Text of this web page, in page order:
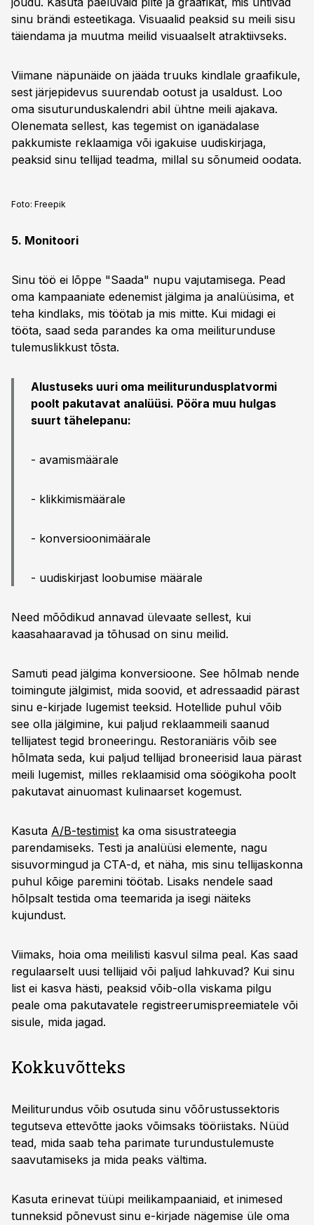
sinu brändi esteetikaga. Visuaalid peaksid su meili sisu
täiendama ja muutma meilid visuaalselt atraktiivseks.
Viimane näpunäide on jääda truuks kindlale graafikule,
sest järjepidevus suurendab ootust ja usaldust. Loo
oma sisuturunduskalendri abil ühtne meili ajakava.
Olenemata sellest, kas tegemist on iganädalase
pakkumiste reklaamiga või igakuise uudiskirjaga,
peaksid sinu tellijad teadma, millal su sõnumeid oodata.
Foto: Freepik
5. Monitoori
Sinu töö ei lõppe "Saada" nupu vajutamisega. Pead
oma kampaaniate edenemist jälgima ja analüüsima, et
teha kindlaks, mis töötab ja mis mitte. Kui midagi ei
tööta, saad seda parandes ka oma meiliturunduse
tulemuslikkust tõsta.
Alustuseks uuri oma meiliturundusplatvormi
poolt pakutavat analüüsi. Pööra muu hulgas
suurt tähelepanu:
- avamismäärale
- klikkimismäärale
- konversioonimäärale
- uudiskirjast loobumise määrale
Need mõõdikud annavad ülevaate sellest, kui
kaasahaaravad ja tõhusad on sinu meilid.
Samuti pead jälgima konversioone. See hõlmab nende
toimingute jälgimist, mida soovid, et adressaadid pärast
sinu e-kirjade lugemist teeksid. Hotellide puhul võib
see olla jälgimine, kui paljud reklaammeili saanud
tellijatest tegid broneeringu. Restoraniäris võib see
hõlmata seda, kui paljud tellijad broneerisid laua pärast
meili lugemist, milles reklaamisid oma söögikoha poolt
pakutavat ainuomast kulinaarset kogemust.
Kasuta A/B-testimist ka oma sisustrateegia
parendamiseks. Testi ja analüüsi elemente, nagu
sisuvormingud ja CTA-d, et näha, mis sinu tellijaskonna
puhul kõige paremini töötab. Lisaks nendele saad
hõlpsalt testida oma teemarida ja isegi näiteks
kujundust.
Viimaks, hoia oma meililisti kasvul silma peal. Kas saad
regulaarselt uusi tellijaid või paljud lahkuvad? Kui sinu
list ei kasva hästi, peaksid võib-olla viskama pilgu
peale oma pakutavatele registreerumispreemiatele või
sisule, mida jagad.
Kokkuvõtteks
Meiliturundus võib osutuda sinu võõrustussektoris
tegutseva ettevõtte jaoks võimsaks tööriistaks. Nüüd
tead, mida saab teha parimate turundustulemuste
saavutamiseks ja mida peaks vältima.
Kasuta erinevat tüüpi meilikampaaniaid, et inimesed
tunneksid põnevust sinu e-kirjade nägemise üle oma